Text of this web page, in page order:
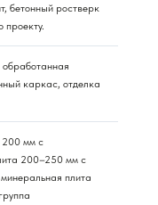
бетонный ростверк
проекту.
каркас, отделка
200 мм с
200–250 мм с
плита